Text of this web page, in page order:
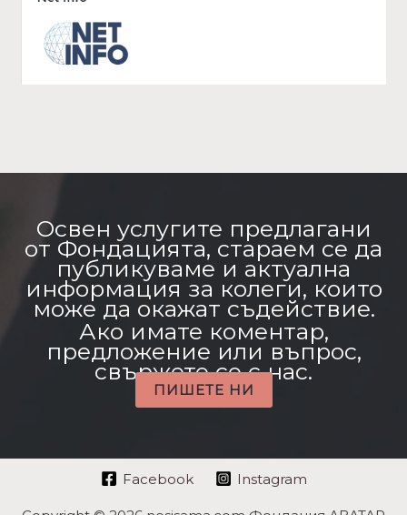
Освен услугите предлагани
от Фондацията, стараем се да
публикуваме и актуална
информация за колеги, които
може да окажат съдействие.
Ако имате коментар,
предложение или въпрос,
свържете се с нас.
ПИШЕТЕ НИ
Facebook Instagram